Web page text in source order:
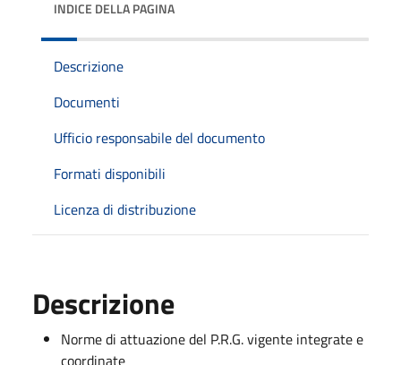
INDICE DELLA PAGINA
Descrizione
Documenti
Ufficio responsabile del documento
Formati disponibili
Licenza di distribuzione
Descrizione
Norme di attuazione del P.R.G. vigente integrate e
coordinate